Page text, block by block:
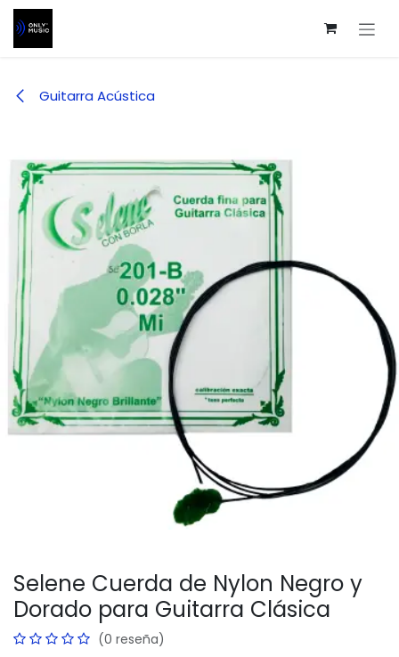
Ir al contenido
Guitarra Acústica
Selene Cuerda de Nylon Negro y
Dorado para Guitarra Clásica
(0 reseña)